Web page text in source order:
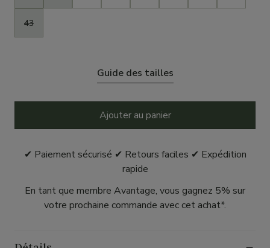
43
Guide des tailles
Ajouter au panier
✔ Paiement sécurisé ✔ Retours faciles ✔ Expédition
rapide
En tant que membre Avantage, vous gagnez 5% sur
votre prochaine commande avec cet achat*.